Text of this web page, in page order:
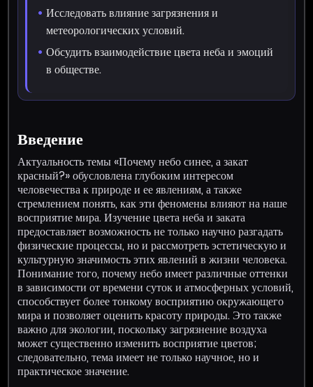
Исследовать влияние загрязнения и
метеорологических условий.
Обсудить взаимодействие цвета неба и эмоций
в обществе.
Введение
Актуальность темы «Почему небо синее, а закат
красный?» обусловлена глубоким интересом
человечества к природе и ее явлениям, а также
стремлением понять, как эти феномены влияют на наше
восприятие мира. Изучение цвета неба и заката
предоставляет возможность не только научно разгадать
физические процессы, но и рассмотреть эстетическую и
культурную значимость этих явлений в жизни человека.
Понимание того, почему небо имеет различные оттенки
в зависимости от времени суток и атмосферных условий,
способствует более тонкому восприятию окружающего
мира и позволяет оценить красоту природы. Это также
важно для экологии, поскольку загрязнение воздуха
может существенно изменить восприятие цветов;
следовательно, тема имеет не только научное, но и
практическое значение.